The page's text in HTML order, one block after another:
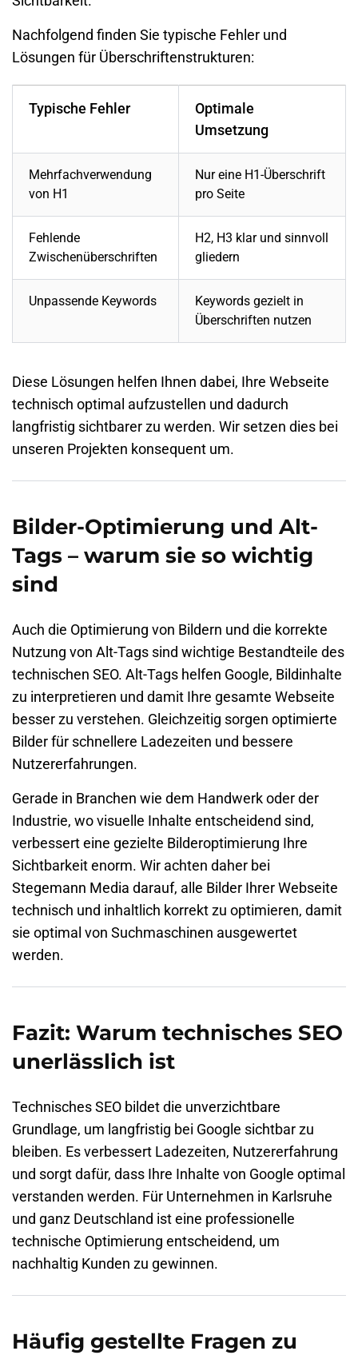
Nachfolgend finden Sie typische Fehler und
Lösungen für Überschriftenstrukturen:
Typische Fehler
Optimale
Umsetzung
Mehrfachverwendung
von H1
Nur eine H1-Überschrift
pro Seite
Fehlende
Zwischenüberschriften
H2, H3 klar und sinnvoll
gliedern
Unpassende Keywords
Keywords gezielt in
Überschriften nutzen
Diese Lösungen helfen Ihnen dabei, Ihre Webseite
technisch optimal aufzustellen und dadurch
langfristig sichtbarer zu werden. Wir setzen dies bei
unseren Projekten konsequent um.
Bilder-Optimierung und Alt-
Tags – warum sie so wichtig
sind
Auch die Optimierung von Bildern und die korrekte
Nutzung von Alt-Tags sind wichtige Bestandteile des
technischen SEO. Alt-Tags helfen Google, Bildinhalte
zu interpretieren und damit Ihre gesamte Webseite
besser zu verstehen. Gleichzeitig sorgen optimierte
Bilder für schnellere Ladezeiten und bessere
Nutzererfahrungen.
Gerade in Branchen wie dem Handwerk oder der
Industrie, wo visuelle Inhalte entscheidend sind,
verbessert eine gezielte Bilderoptimierung Ihre
Sichtbarkeit enorm. Wir achten daher bei
Stegemann Media darauf, alle Bilder Ihrer Webseite
technisch und inhaltlich korrekt zu optimieren, damit
sie optimal von Suchmaschinen ausgewertet
werden.
Fazit: Warum technisches SEO
unerlässlich ist
Technisches SEO bildet die unverzichtbare
Grundlage, um langfristig bei Google sichtbar zu
bleiben. Es verbessert Ladezeiten, Nutzererfahrung
und sorgt dafür, dass Ihre Inhalte von Google optimal
verstanden werden. Für Unternehmen in Karlsruhe
und ganz Deutschland ist eine professionelle
technische Optimierung entscheidend, um
nachhaltig Kunden zu gewinnen.
Häufig gestellte Fragen zu